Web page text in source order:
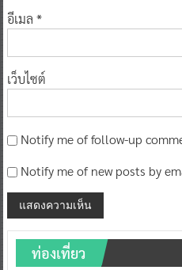
อีเมล *
เว็บไซต์
Notify me of follow-up
Notify me of new posts by
ท่องเที่ยว